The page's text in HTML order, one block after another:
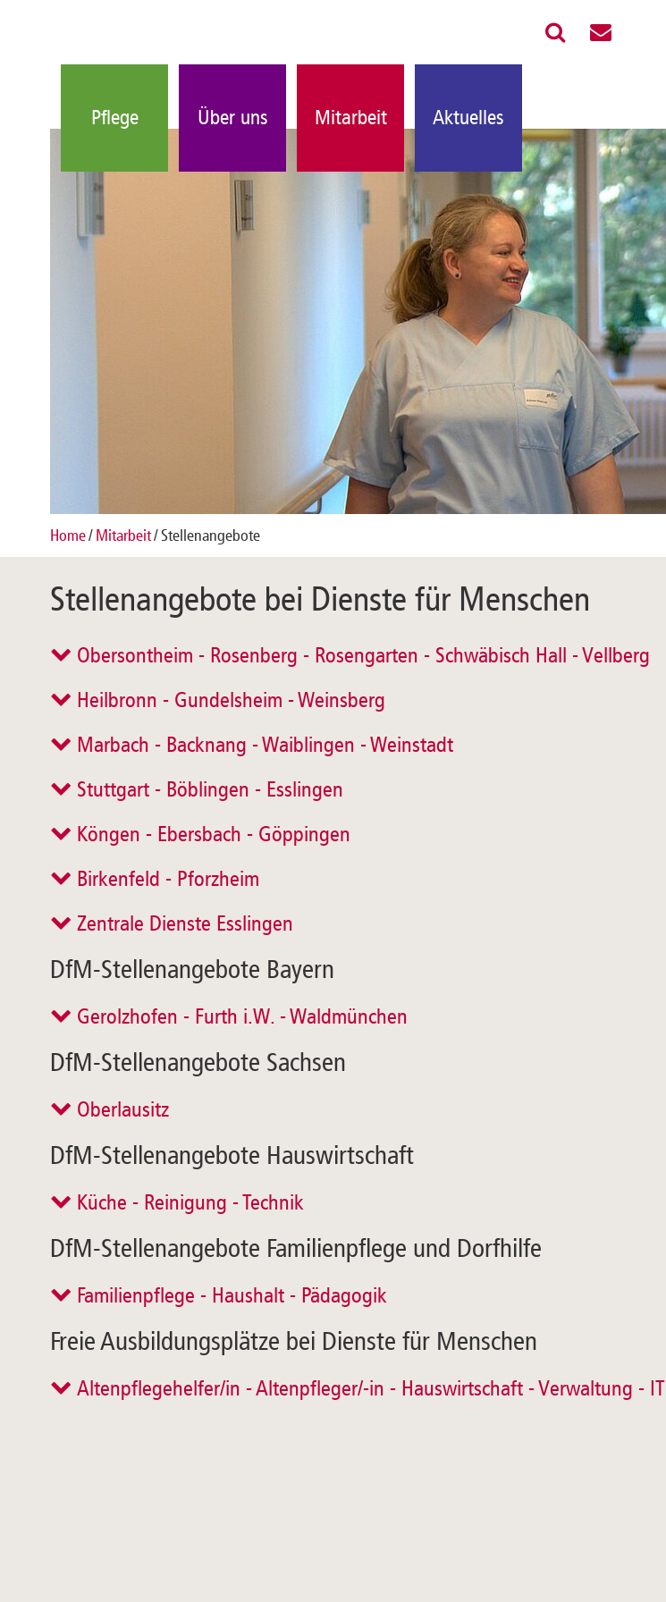
Pflege Über uns Mitarbeit Aktuelles
Home Mitarbeit Stellenangebote
Stellenangebote bei Dienste für Menschen
Obersontheim - Rosenberg - Rosengarten - Schwäbisch Hall - Vellberg
Heilbronn - Gundelsheim - Weinsberg
Marbach - Backnang - Waiblingen - Weinstadt
Stuttgart - Böblingen - Esslingen
Köngen - Ebersbach - Göppingen
Birkenfeld - Pforzheim
Zentrale Dienste Esslingen
DfM-Stellenangebote Bayern
Gerolzhofen - Furth i.W. - Waldmünchen
DfM-Stellenangebote Sachsen
Oberlausitz
DfM-Stellenangebote Hauswirtschaft
Küche - Reinigung - Technik
DfM-Stellenangebote Familienpflege und Dorfhilfe
Familienpflege - Haushalt - Pädagogik
Freie Ausbildungsplätze bei Dienste für Menschen
Altenpflegehelfer/in - Altenpfleger/-in - Hauswirtschaft - Verwaltung - IT